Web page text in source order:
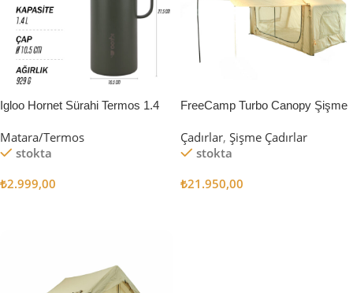
Igloo Hornet Sürahi Termos 1.4
Matara/Termos
stokta
₺2.999,00
FreeCamp Turbo Canopy Şişme
Çadırlar, Şişme Çadırlar
stokta
₺21.950,00